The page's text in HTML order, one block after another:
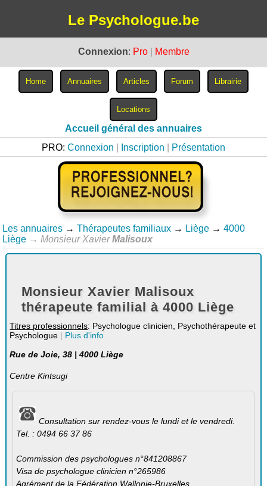
Le Psychologue.be
Connexion: Pro Membre
Accueil général des annuaires
PRO: Connexion Inscription Présentation
Les annuaires → Thérapeutes familiaux → Liège → 4000
Liège → Monsieur XavierMalisoux
Monsieur Xavier Malisoux
thérapeute familial à 4000 Liège
Titres professionnels: Psychologue clinicien, Psychothérapeute et
Psychologue | Plus d'info
Rue de Joie, 38 | 4000 Liège
Centre Kintsugi
Consultation sur rendez-vous le lundi et le vendredi.
Tel. : 0494 66 37 86
Commission des psychologues n°841208867
Visa de psychologue clinicien n°265986
Agrément de la Fédération Wallonie-Bruxelles